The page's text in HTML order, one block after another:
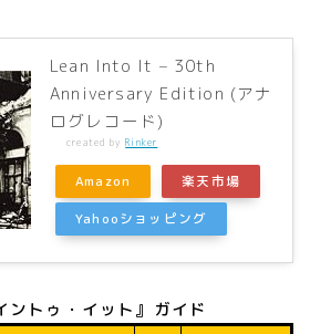
Lean Into It – 30th
Anniversary Edition (アナ
ログレコード)
created byRinker
Amazon 楽天市場
Yahooショッピング
ントゥ・イット』ガイド